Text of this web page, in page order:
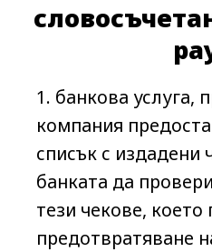
банкова услуга,
компания
списък с издадени
банката да
тези чекове, което
предотвратяване